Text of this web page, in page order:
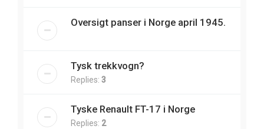
Oversigt panser i Norge april 1945.
Tysk trekkvogn?
Replies: 3
Tyske Renault FT-17 i Norge
Replies: 2